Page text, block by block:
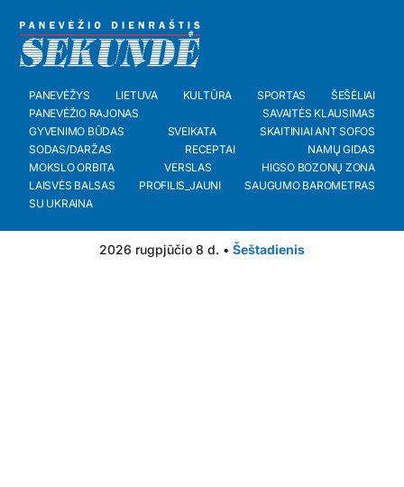
PANEVĖŽYS LIETUVA KULTŪRA SPORTAS
ŠEŠĖLIAI
PANEVĖŽIO RAJONAS
SAVAITĖS KLAUSIMAS
GYVENIMO BŪDAS
SVEIKATA
SKAITINIAI ANT SOFOS
SODAS/DARŽAS
RECEPTAI
NAMŲ GIDAS
MOKSLO ORBITA
VERSLAS
HIGSO BOZONŲ ZONA
LAISVĖS BALSAS
PROFILIS_JAUNI
SAUGUMO BAROMETRAS
SU UKRAINA
2026 rugpjūčio 8 d. • Šeštadienis